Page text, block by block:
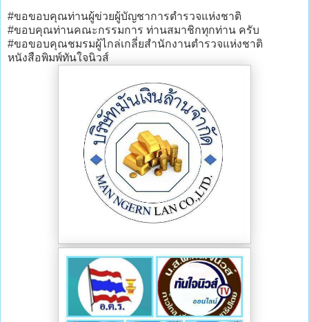
#ขอขอบคุณท่านผู้ข่วยผู้บัญชาการตำรวจแห่งชาติ
#ขอบคุณท่านคณะกรรมการ ท่านสมาชิกทุกท่าน ครับ
#ขอขอบคุณชมรมผู้ไกล่เกลี่ยสำนักงานตำรวจแห่งชาติ
หนังสือพิมพ์ทันใจนิวส์